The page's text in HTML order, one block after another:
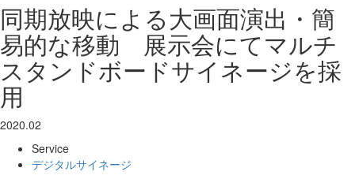
同期放映による大画面演出・簡
易的な移動 展示会にてマルチ
スタンドボードサイネージを採
用
2020.02
Service
デジタルサイネージ